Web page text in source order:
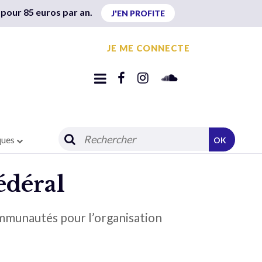
85 euros par an. J'EN PROFITE
JE ME CONNECTE
OK
pour l’organisation